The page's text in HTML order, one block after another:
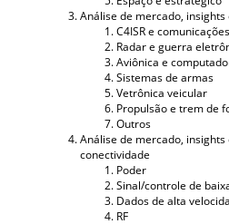
Análise de mercado,
C4ISR e
Radar e guerra
Aviônica e
Sistemas de armas
Vetrônica veicular
Propulsão e trem de
Outros
Análise de mercado,
conectividade
Poder
Sinal/controle de
Dados de alta
RF